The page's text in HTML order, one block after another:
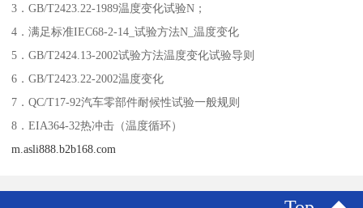
3．GB/T2423.22-1989温度变化试验N；
4．满足标准IEC68-2-14_试验方法N_温度变化
5．GB/T2424.13-2002试验方法温度变化试验导则
6．GB/T2423.22-2002温度变化
7．QC/T17-92汽车零部件耐候性试验一般规则
8．EIA364-32热冲击（温度循环）
m.asli888.b2b168.com